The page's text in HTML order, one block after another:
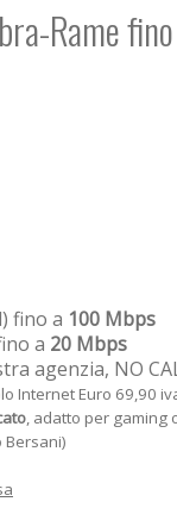
Rame
fino a 100 Mbps
a 20 Mbps
agenzia, NO
Internet Euro 69,90
, adatto per gaming